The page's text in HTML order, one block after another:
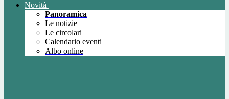
Novità
Panoramica
Le notizie
Le circolari
Calendario eventi
Albo online